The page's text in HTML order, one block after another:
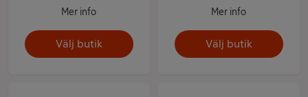
Mer info
Välj butik
Mer info
Välj butik